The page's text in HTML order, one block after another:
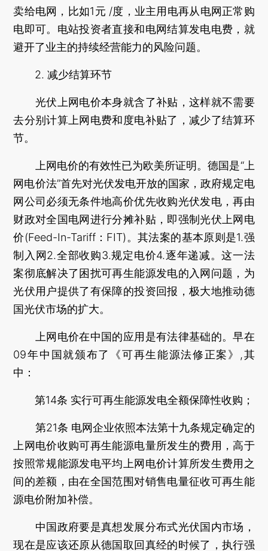
卖给电网，比如1元 /度，业主用电再从电网正常购
电即可。电站投资者直接和电网结算发电电费，就
避开了业主的持续经营能力的风险问题。
2. 减少结算环节
光伏上网电价本身就含了补贴，这样就不需要
去分别计算上网电费和度电补贴了，减少了结算环
节。
上网电价的有效性已为欧美所证明。德国是“上
网电价法”首先对光伏发电开放的国家，政府规定电
网公司必须无条件地高价优先收购光伏发电，再由
财政对全国电网进行分摊补贴，即强制光伏上网电
价(Feed-In-Tariff：FIT)。其法案的基本原则是1.强
制入网2.全部收购3.规定电价4.逐年递减。这一法
案彻底解决了困扰可再生能源发电的入网问题，为
光伏用户提供了有保障的投资回报，极大地推动德
国光伏市场的扩大。
上网电价在中国的应用是有法律基础的。早在
09年中国就颁布了《可再生能源法修正案》,其
中：
第14条 实行可再生能源发电全额保障性收购；
第21条 电网企业依照本法第十九条规定确定的
上网电价收购可再生能源电量所发生的费用，高于
按照常规能源发电平均上网电价计算所发生费用之
间的差额，由在全国范围对销售电量征收可再生能
源电价附加补偿。
中国政府要是真想发展分布式光伏国内市场，
现在是应该还原从德国取回真经的时候了，执行强